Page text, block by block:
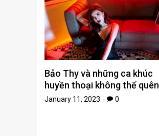
Bảo Thy và những ca khúc
huyền thoại không thể quên
January 11, 2023 0